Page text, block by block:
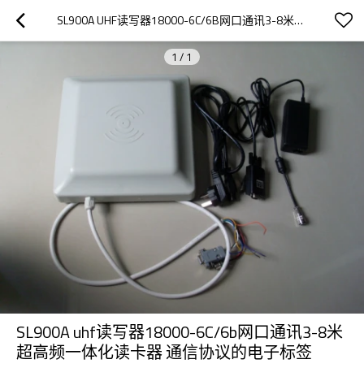
SL900A UHF读写器18000-6C/6B网口通讯3-8米超高频一体化读卡器 通信协议的电子标签
1 / 1
SL900A uhf读写器18000-6C/6b网口通讯3-8米
超高频一体化读卡器 通信协议的电子标签